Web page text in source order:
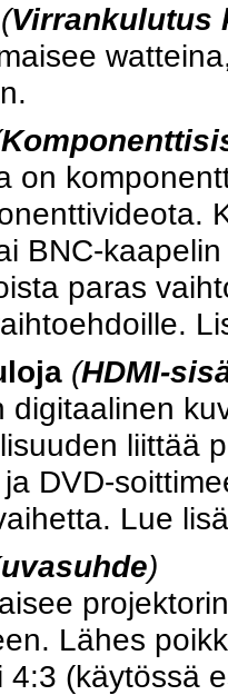
(Virrankulutus
on
BNC-
paras
(HDMI-
digitaalinen
liittää
DVD-
Lue
)
Lähes
4:3 (käytössä